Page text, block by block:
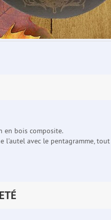
en bois composite.
l'autel avec le pentagramme,